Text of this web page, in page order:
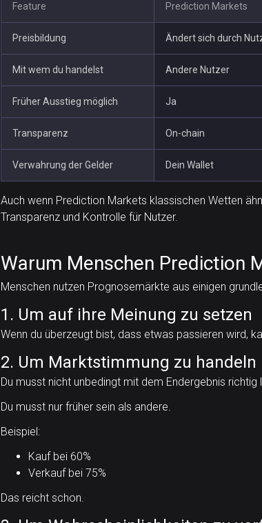
Feature Prediction Markets
Preisbildung Ändert sich durch
Mit wem du handelst Andere Nutzer
Früher Ausstieg möglich Ja
Transparenz On-chain
Verwahrung der Gelder Dein Wallet
Auch wenn Prediction Markets klassischen Wetten
Transparenz und Kontrolle für Nutzer.
Warum Menschen Prediction
Menschen nutzen Prognosemärkte aus einigen
1. Um auf ihre Meinung zu setzen
Wenn du überzeugt bist, dass etwas passieren wird,
2. Um Marktstimmung zu handeln
Du musst nicht unbedingt mit dem Endergebnis richtig
Du musst nur früher sein als andere.
Beispiel:
Kauf bei 60%
Verkauf bei 75%
Das reicht schon.